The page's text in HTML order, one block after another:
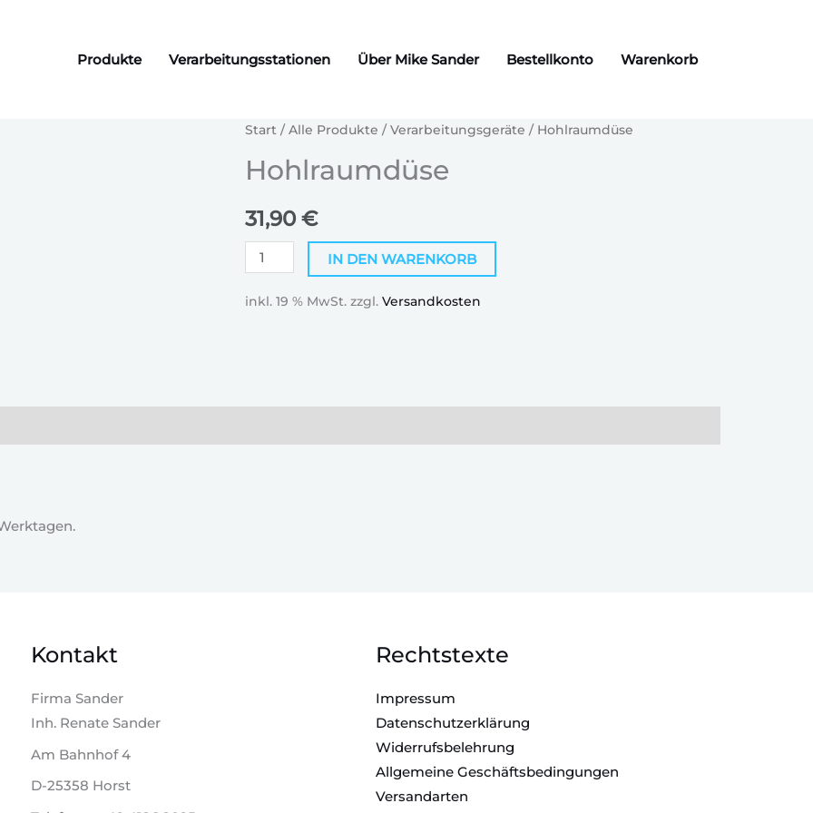
Produkte Verarbeitungsstationen Über Mike Sander Bestellkonto Warenkorb
Start / Alle Produkte / Verarbeitungsgeräte / Hohlraumdüse
Hohlraumdüse
31,90€
Hohlraumdüse
Menge
IN DEN WARENKORB
inkl. 19 % MwSt. zzgl. Versandkosten
Kontakt
Firma Sander
Inh. Renate Sander
Am Bahnhof 4
D-25358 Horst
Rechtstexte
Impressum
Datenschutzerklärung
Widerrufsbelehrung
Allgemeine Geschäftsbedingungen
Versandarten